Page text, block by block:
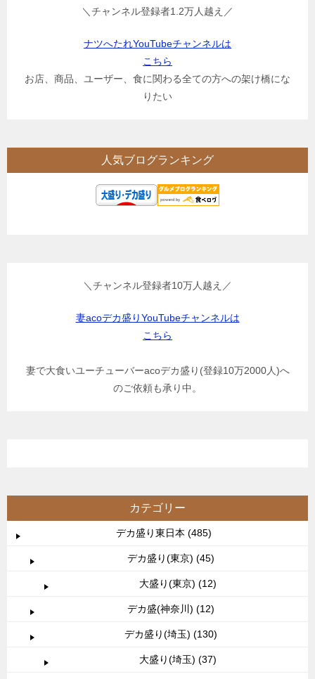
＼チャンネル登録者1.2万人越え／
ナツへたれYouTubeチャンネルは
こちら
お店、商品、ユーザー、食に関わる全ての方への架け橋にな
りたい
人気ブログランキング
＼チャンネル登録者10万人越え／
妻acoデカ盛りYouTubeチャンネルは
こちら
妻で大食いユーチューバーacoデカ盛り(登録10万2000人)へ
のご依頼も承り中。
カテゴリー
デカ盛り東日本 (485)
デカ盛り(東京) (45)
大盛り(東京) (12)
デカ盛(神奈川) (12)
デカ盛り(埼玉) (130)
大盛り(埼玉) (37)